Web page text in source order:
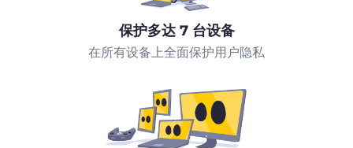
保护多达 7 台设备
在所有设备上全面保护用户隐私